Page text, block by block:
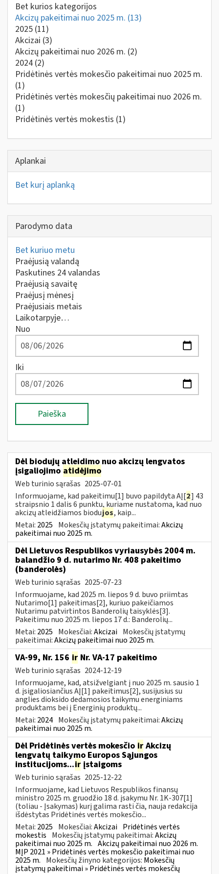
Bet kurios kategorijos
Akcizų pakeitimai nuo 2025 m. (13)
2025 (11)
Akcizai (3)
Akcizų pakeitimai nuo 2026 m. (2)
2024 (2)
Pridėtinės vertės mokesčio pakeitimai nuo 2025 m.
(1)
Pridėtinės vertės mokesčių pakeitimai nuo 2026 m.
(1)
Pridėtinės vertės mokestis (1)
Aplankai
Bet kurį aplanką
Parodymo data
Bet kuriuo metu
Praėjusią valandą
Paskutines 24 valandas
Praėjusią savaitę
Praėjusį mėnesį
Praėjusiais metais
Laikotarpyje…
Nuo
Iki
Paieška
Dėl biodujų atleidimo nuo akcizų lengvatos
įsigaliojimo atidėjimo
Web turinio sąrašas 2025-07-01
Informuojame, kad pakeitimu[1] buvo papildyta AĮ[2] 43
straipsnio 1 dalis 6 punktu, kuriame nustatoma, kad nuo
akcizų atleidžiamos biodujos, kaip...
Metai: 2025 Mokesčių įstatymų pakeitimai:Akcizų
pakeitimai nuo 2025 m.
Dėl Lietuvos Respublikos vyriausybės 2004 m.
balandžio 9 d. nutarimo Nr. 408 pakeitimo
(banderolės)
Web turinio sąrašas 2025-07-23
Informuojame, kad 2025 m. liepos 9 d. buvo priimtas
Nutarimo[1] pakeitimas[2], kuriuo pakeičiamos
Nutarimu patvirtintos Banderolių taisyklės[3].
Pakeitimu nuo 2025 m. liepos 17 d.: Banderolių...
Metai: 2025 Mokesčiai:Akcizai Mokesčių įstatymų
pakeitimai:Akcizų pakeitimai nuo 2025 m.
VA-99, Nr. 156 ir Nr. VA-17 pakeitimo
Web turinio sąrašas 2024-12-19
Informuojame, kad, atsižvelgiant į nuo 2025 m. sausio 1
d. įsigaliosiančius AĮ[1] pakeitimus[2], susijusius su
anglies dioksido dedamosios taikymu energiniams
produktams bei į Energinių produktų...
Metai: 2024 Mokesčių įstatymų pakeitimai:Akcizų
pakeitimai nuo 2025 m.
Dėl Pridėtinės vertės mokesčio ir Akcizų
lengvatų taikymo Europos Sąjungos
institucijoms...ir įstaigoms
Web turinio sąrašas 2025-12-22
Informuojame, kad Lietuvos Respublikos finansų
ministro 2025 m. gruodžio 18 d. įsakymu Nr. 1K-307[1]
(toliau - Įsakymas) kurį galima rasti čia, nauja redakcija
išdėstytas Pridėtinės vertės mokesčio...
Metai: 2025 Mokesčiai:Akcizai Pridėtinės vertės
mokestis Mokesčių įstatymų pakeitimai:Akcizų
pakeitimai nuo 2025 m. Akcizų pakeitimai nuo 2026 m.
MĮP 2021 » Pridėtinės vertės mokesčio pakeitimai nuo
2025 m. Mokesčių žinyno kategorijos: Mokesčių
įstatymų pakeitimai » Pridėtinės vertės mokesčių